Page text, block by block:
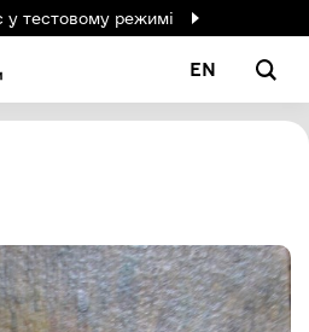
у тестовому режимі
EN